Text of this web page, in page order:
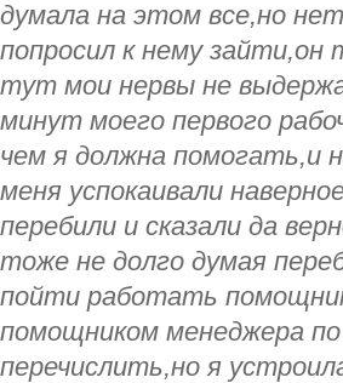
думала на этом все,но
попросил к нему
тут мои нервы не
минут моего первого
чем я должна помогать,и
меня успокаивали
перебили и сказали да
тоже не долго думая
пойти работать
помощником менеджера
перечислить,но я